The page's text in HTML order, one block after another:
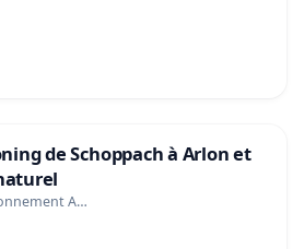
de Schoppach à Arlon et
A…